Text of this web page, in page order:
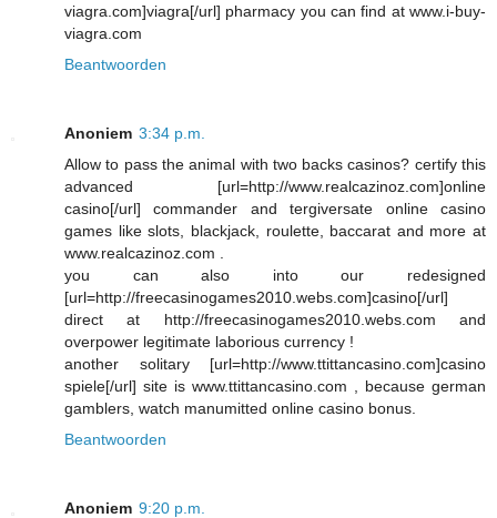
viagra.com]viagra[/url] pharmacy you can find at www.i-buy-
viagra.com
Beantwoorden
Anoniem 3:34 p.m.
Allow to pass the animal with two backs casinos? certify this
advanced [url=http://www.realcazinoz.com]online
casino[/url] commander and tergiversate online casino
games like slots, blackjack, roulette, baccarat and more at
www.realcazinoz.com .
you can also into our redesigned
[url=http://freecasinogames2010.webs.com]casino[/url]
direct at http://freecasinogames2010.webs.com and
overpower legitimate laborious currency !
another solitary [url=http://www.ttittancasino.com]casino
spiele[/url] site is www.ttittancasino.com , because german
gamblers, watch manumitted online casino bonus.
Beantwoorden
Anoniem 9:20 p.m.